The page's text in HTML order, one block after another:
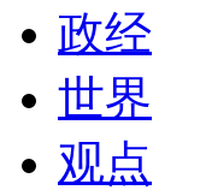
政经
世界
观点